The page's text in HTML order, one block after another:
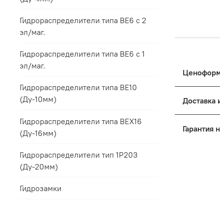
к
Гидрораспределители типа ВЕ6 с 2
эл/маг.
Гидрораспределители типа ВЕ6 с 1
эл/маг.
Гидрораспределители типа ВЕ10
(Ду-10мм)
Гидрораспределители типа ВЕХ16
(Ду-16мм)
Гидрораспределители тип 1Р203
(Ду-20мм)
Гидрозамки